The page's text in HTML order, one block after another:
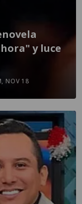
y luce
NOV 18